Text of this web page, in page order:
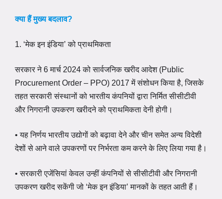
क्या हैं मुख्य बदलाव?
1. ‘मेक इन इंडिया’ को प्राथमिकता
सरकार ने 6 मार्च 2024 को सार्वजनिक खरीद आदेश (Public
Procurement Order – PPO) 2017 में संशोधन किया है, जिसके
तहत सरकारी संस्थानों को भारतीय कंपनियों द्वारा निर्मित सीसीटीवी
और निगरानी उपकरण खरीदने को प्राथमिकता देनी होगी।
• यह निर्णय भारतीय उद्योगों को बढ़ावा देने और चीन समेत अन्य विदेशी
देशों से आने वाले उपकरणों पर निर्भरता कम करने के लिए लिया गया है।
• सरकारी एजेंसियां केवल उन्हीं कंपनियों से सीसीटीवी और निगरानी
उपकरण खरीद सकेंगी जो ‘मेक इन इंडिया’ मानकों के तहत आती हैं।